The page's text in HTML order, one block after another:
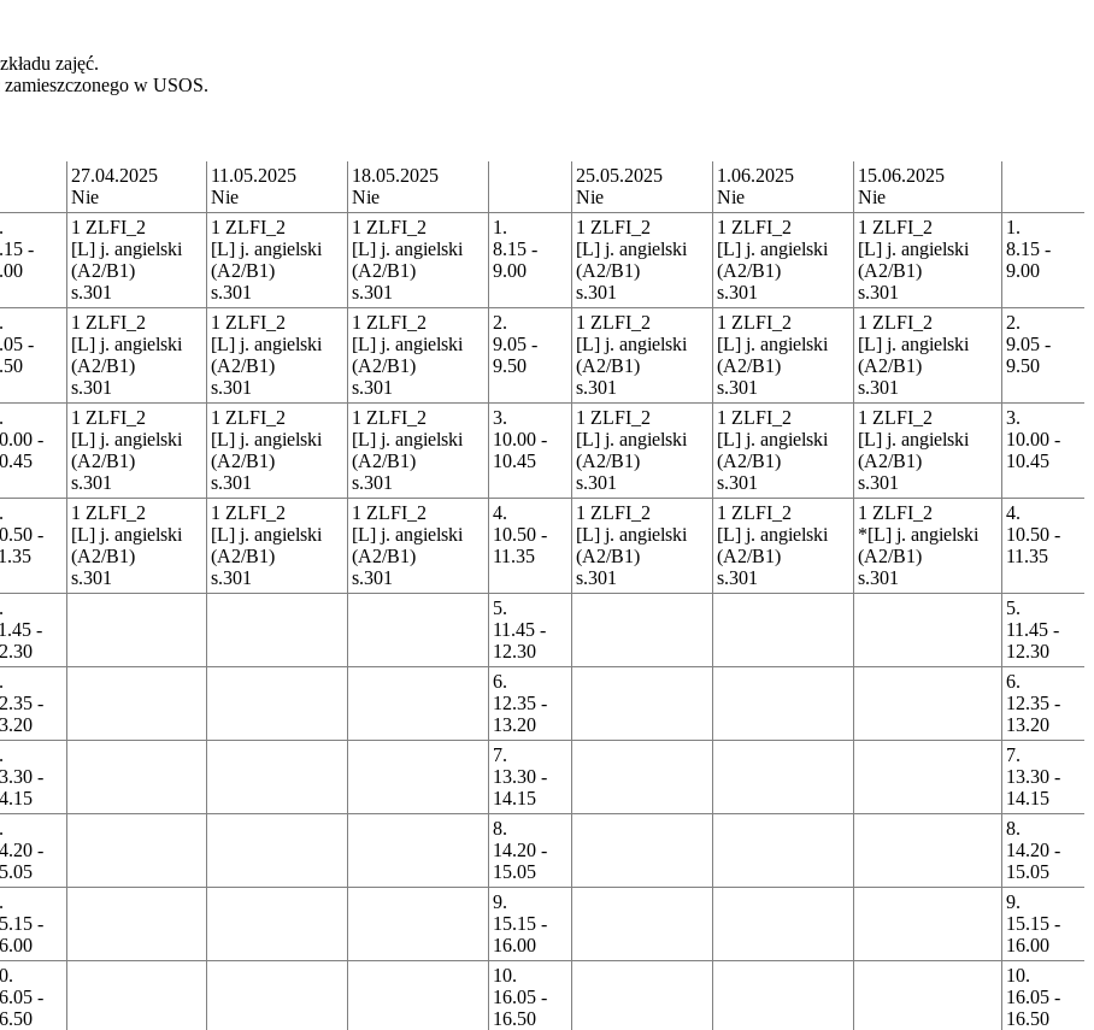
zajęć.
w USOS.
27.04.2025
Nie
11.05.2025
Nie
18.05.2025
Nie
25.05.2025
Nie
1.06.2025
Nie
15.06.2025
Nie
-
1 ZLFI_2
[L] j. angielski
(A2/B1)
s.301
1 ZLFI_2
[L] j. angielski
(A2/B1)
s.301
1 ZLFI_2
[L] j. angielski
(A2/B1)
s.301
1.
8.15 -
9.00
1 ZLFI_2
[L] j. angielski
(A2/B1)
s.301
1 ZLFI_2
[L] j. angielski
(A2/B1)
s.301
1 ZLFI_2
[L] j. angielski
(A2/B1)
s.301
1.
8.15 -
9.00
-
1 ZLFI_2
[L] j. angielski
(A2/B1)
s.301
1 ZLFI_2
[L] j. angielski
(A2/B1)
s.301
1 ZLFI_2
[L] j. angielski
(A2/B1)
s.301
2.
9.05 -
9.50
1 ZLFI_2
[L] j. angielski
(A2/B1)
s.301
1 ZLFI_2
[L] j. angielski
(A2/B1)
s.301
1 ZLFI_2
[L] j. angielski
(A2/B1)
s.301
2.
9.05 -
9.50
-
1 ZLFI_2
[L] j. angielski
(A2/B1)
s.301
1 ZLFI_2
[L] j. angielski
(A2/B1)
s.301
1 ZLFI_2
[L] j. angielski
(A2/B1)
s.301
3.
10.00 -
10.45
1 ZLFI_2
[L] j. angielski
(A2/B1)
s.301
1 ZLFI_2
[L] j. angielski
(A2/B1)
s.301
1 ZLFI_2
[L] j. angielski
(A2/B1)
s.301
3.
10.00 -
10.45
-
1 ZLFI_2
[L] j. angielski
(A2/B1)
s.301
1 ZLFI_2
[L] j. angielski
(A2/B1)
s.301
1 ZLFI_2
[L] j. angielski
(A2/B1)
s.301
4.
10.50 -
11.35
1 ZLFI_2
[L] j. angielski
(A2/B1)
s.301
1 ZLFI_2
[L] j. angielski
(A2/B1)
s.301
1 ZLFI_2
*[L] j. angielski
(A2/B1)
s.301
4.
10.50 -
11.35
-
5.
11.45 -
12.30
5.
11.45 -
12.30
-
6.
12.35 -
13.20
6.
12.35 -
13.20
-
7.
13.30 -
14.15
7.
13.30 -
14.15
-
8.
14.20 -
15.05
8.
14.20 -
15.05
-
9.
15.15 -
16.00
9.
15.15 -
16.00
-
10.
16.05 -
16.50
10.
16.05 -
16.50